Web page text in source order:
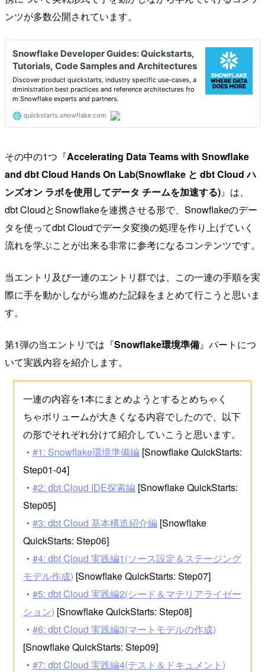
ンツが多数公開されています。
その中の1つ『Accelerating Data Teams with Snowflake
and dbt Cloud Hands On Lab(Snowflake と dbt Cloud ハ
ンズオン ラボを使用してデータ チームを加速する)』は、
dbt CloudとSnowflakeを連携させる形で、Snowflakeのデー
タを使ってdbt Cloudでデータ変換の処理を作り上げていく
流れを学ぶことが出来る非常に参考になるコンテンツです。
当エントリ及び一連のエントリ群では、この一連の手順を実
際に手を動かしながら進めた記録をまとめて行こうと思いま
す。
第1弾の当エントリでは『Snowflake環境準備』パートにつ
いて実践内容を紹介します。
一連の内容を1本にまとめようとするとめちゃく
ちゃボリュームが大きくなる内容でしたので、以下
の形でそれぞれ分けて紹介していこうと思います。
・ #1: Snowflake環境準備編 [Snowflake QuickStarts:
Step01-04]
・ #2: dbt Cloud IDE探索編 [Snowflake QuickStarts:
Step05]
・ #3: dbt Cloud 基本構造紹介編 [Snowflake
QuickStarts: Step06]
・ #4: dbt Cloud 実践編1(ソース設定＆ステージング
モデル作成) [Snowflake QuickStarts: Step07]
・ #5: dbt Cloud 実践編2(シード＆マテリアライゼー
ション) [Snowflake QuickStarts: Step08]
・ #6: dbt Cloud 実践編3(マートモデルの作成)
[Snowflake QuickStarts: Step09]
・ #7: dbt Cloud 実践編4(テスト＆ドキュメント)